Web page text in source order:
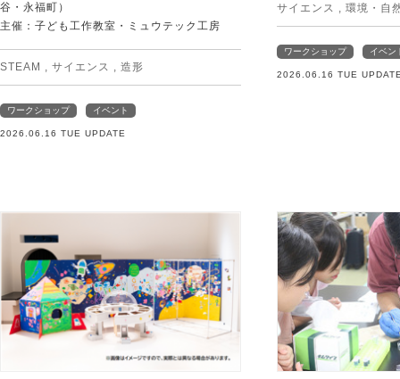
谷・永福町）
主催：子ども工作教室・ミュウテック工房
STEAM , サイエンス , 造形
ワークショップ イベント
2026.06.16 TUE UPDATE
サイエンス , 環境・自
ワークショップ イベン
2026.06.16 TUE